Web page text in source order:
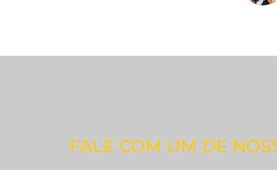
FALE COM UM DE